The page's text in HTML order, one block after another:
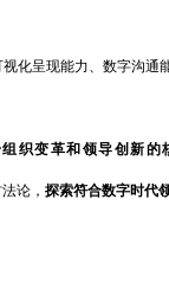
化呈现能力、数字沟通
织变革和领导创新的
论， 探索符合数字时代